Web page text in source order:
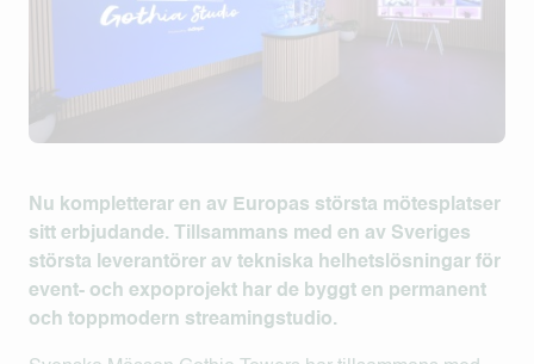
Nu kompletterar en av Europas största mötesplatser
sitt erbjudande. Tillsammans med en av Sveriges
största leverantörer av tekniska helhetslösningar för
event- och expoprojekt har de byggt en permanent
och toppmodern streamingstudio.